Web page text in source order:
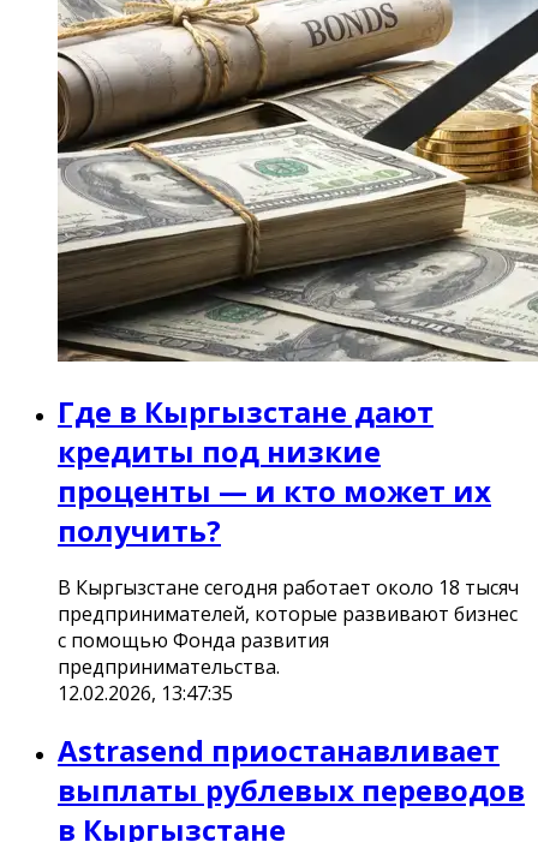
Где в Кыргызстане дают
кредиты под низкие
проценты — и кто может их
получить?
В Кыргызстане сегодня работает около 18 тысяч
предпринимателей, которые развивают бизнес
с помощью Фонда развития
предпринимательства.
12.02.2026, 13:47:35
Astrasend приостанавливает
выплаты рублевых переводов
в Кыргызстане